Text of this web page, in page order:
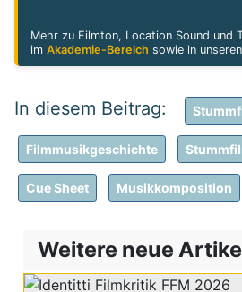
Mehr zu Filmton, Location Sound und
imAkademie-Bereich sowie in
Filmmusikgeschichte
Cue Sheet Musikkomposition
Weitere neue